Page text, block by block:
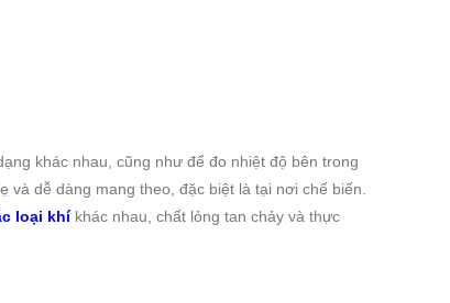
khác nhau, cũng như để đo nhiệt độ bên trong
dễ dàng mang theo, đặc biệt là tại nơi chế biến.
loại khí khác nhau, chất lỏng tan chảy và thực